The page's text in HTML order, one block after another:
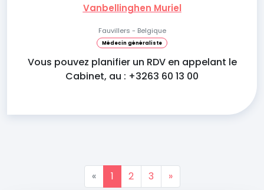
Vanbellinghen Muriel
Fauvillers - Belgique
Médecin généraliste
Vous pouvez planifier un RDV en appelant le
Cabinet, au : +3263 60 13 00
« 1 2 3 »